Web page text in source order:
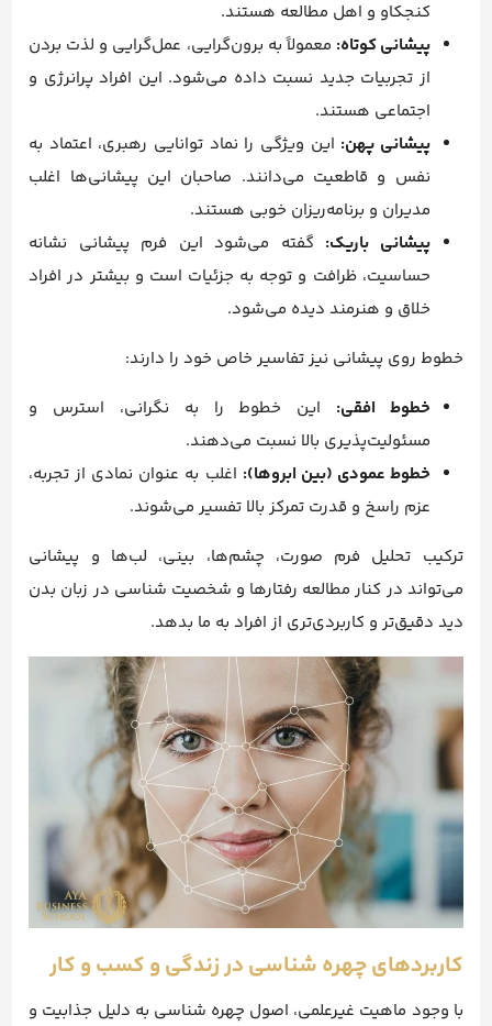
کنجکاو و اهل مطالعه هستند.
پیشانی کوتاه: معمولاً به برون‌گرایی، عمل‌گرایی و لذت بردن
از تجربیات جدید نسبت داده می‌شود. این افراد پرانرژی و
اجتماعی هستند.
پیشانی پهن: این ویژگی را نماد توانایی رهبری، اعتماد به
نفس و قاطعیت می‌دانند. صاحبان این پیشانی‌ها اغلب
مدیران و برنامه‌ریزان خوبی هستند.
پیشانی باریک: گفته می‌شود این فرم پیشانی نشانه
حساسیت، ظرافت و توجه به جزئیات است و بیشتر در افراد
خلاق و هنرمند دیده می‌شود.
خطوط روی پیشانی نیز تفاسیر خاص خود را دارند:
خطوط افقی: این خطوط را به نگرانی، استرس و
مسئولیت‌پذیری بالا نسبت می‌دهند.
خطوط عمودی (بین ابروها): اغلب به عنوان نمادی از تجربه،
عزم راسخ و قدرت تمرکز بالا تفسیر می‌شوند.
ترکیب تحلیل فرم صورت، چشم‌ها، بینی، لب‌ها و پیشانی
می‌تواند در کنار مطالعه رفتارها و شخصیت شناسی در زبان بدن
دید دقیق‌تر و کاربردی‌تری از افراد به ما بدهد.
کاربردهای چهره شناسی در زندگی و کسب و کار
با وجود ماهیت غیرعلمی، اصول چهره شناسی به دلیل جذابیت و